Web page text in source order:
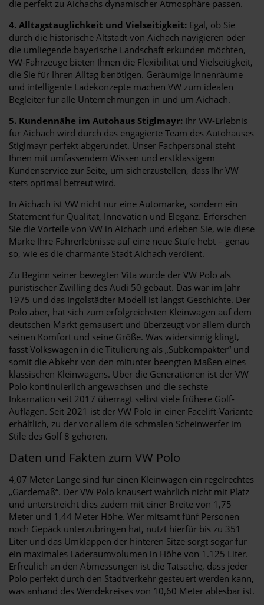
die perfekt zu Aichachs dynamischer Atmosphäre passen.
4. Alltagstauglichkeit und Vielseitigkeit: Egal, ob Sie
durch die historische Altstadt von Aichach navigieren oder
die umliegende bayerische Landschaft erkunden möchten,
VW-Fahrzeuge bieten Ihnen die Flexibilität und Vielseitigkeit,
die Sie für Ihren Alltag benötigen. Geräumige Innenräume
und intelligente Ladekonzepte machen VW zum idealen
Begleiter für alle Unternehmungen in und um Aichach.
5. Kundennähe im Autohaus Stiglmayr: Ihr VW-Erlebnis
für Aichach wird durch das engagierte Team des Autohauses
Stiglmayr perfekt abgerundet. Unser Fachpersonal steht
Ihnen mit umfassendem Wissen und erstklassigem
Kundenservice zur Seite, um sicherzustellen, dass Ihr VW
stets optimal betreut wird.
In Aichach ist VW nicht nur eine Automarke, sondern ein
Statement für Qualität, Innovation und Eleganz. Erforschen
Sie die Vorteile von VW in Aichach und erleben Sie, wie diese
Marke Ihre Fahrerlebnisse auf eine neue Stufe hebt – genau
so, wie es die charmante Stadt Aichach verdient.
Zu Beginn seiner bewegten Vita wurde der VW Polo als
puristischer Zwilling des Audi 50 gebaut. Das war im Jahr
1975 und das Ingolstädter Modell ist längst Geschichte. Der
Polo aber, hat sich zum erfolgreichsten Kleinwagen auf dem
deutschen Markt gemausert und überzeugt vor allem durch
seinen Komfort und seine Größe. Was widersinnig klingt,
fasst Volkswagen in die Titulierung als „Subkompakter“ und
somit die Abkehr von den mitunter beengten Maßen eines
klassischen Kleinwagens. Über die Generationen ist der VW
Polo kontinuierlich angewachsen und die sechste
Inkarnation seit 2017 überragt selbst viele frühere Golf-
Auflagen. Seit 2021 ist der VW Polo in einer Facelift-Variante
erhältlich, zu der vor allem die schmalen Scheinwerfer im
Stile des Golf 8 gehören.
Daten und Fakten zum VW Polo
4,07 Meter Länge sind für einen Kleinwagen ein regelrechtes
„Gardemaß“. Der VW Polo knausert wahrlich nicht mit Platz
und unterstreicht dies zudem mit einer Breite von 1,75
Meter und 1,44 Meter Höhe. Wer mitsamt fünf Personen
noch Gepäck unterzubringen hat, nutzt hierfür bis zu 351
Liter und das Umklappen der hinteren Sitze sorgt sogar für
ein maximales Laderaumvolumen in Höhe von 1.125 Liter.
Erfreulich an den Abmessungen ist die Tatsache, dass jeder
Polo perfekt durch den Stadtverkehr gesteuert werden kann,
was anhand des Wendekreises von 10,60 Meter ablesbar ist.